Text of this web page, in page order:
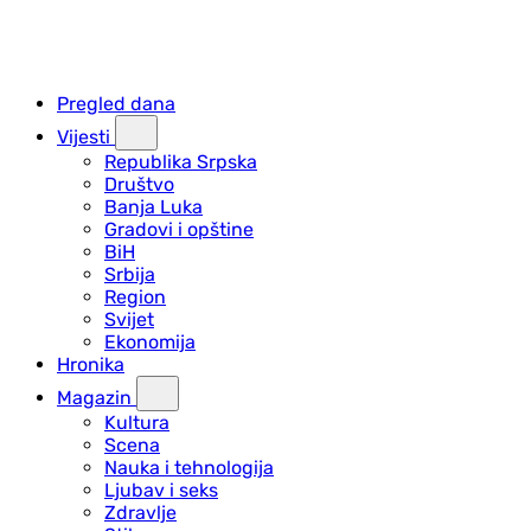
Pregled dana
Vijesti
Republika Srpska
Društvo
Banja Luka
Gradovi i opštine
BiH
Srbija
Region
Svijet
Ekonomija
Hronika
Magazin
Kultura
Scena
Nauka i tehnologija
Ljubav i seks
Zdravlje